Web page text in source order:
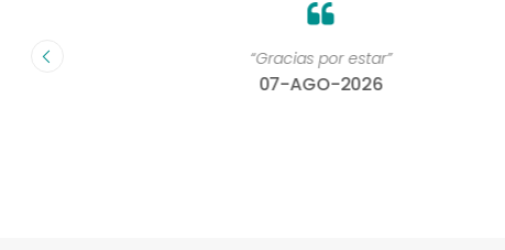
“Gracias por estar”
07-AGO-2026